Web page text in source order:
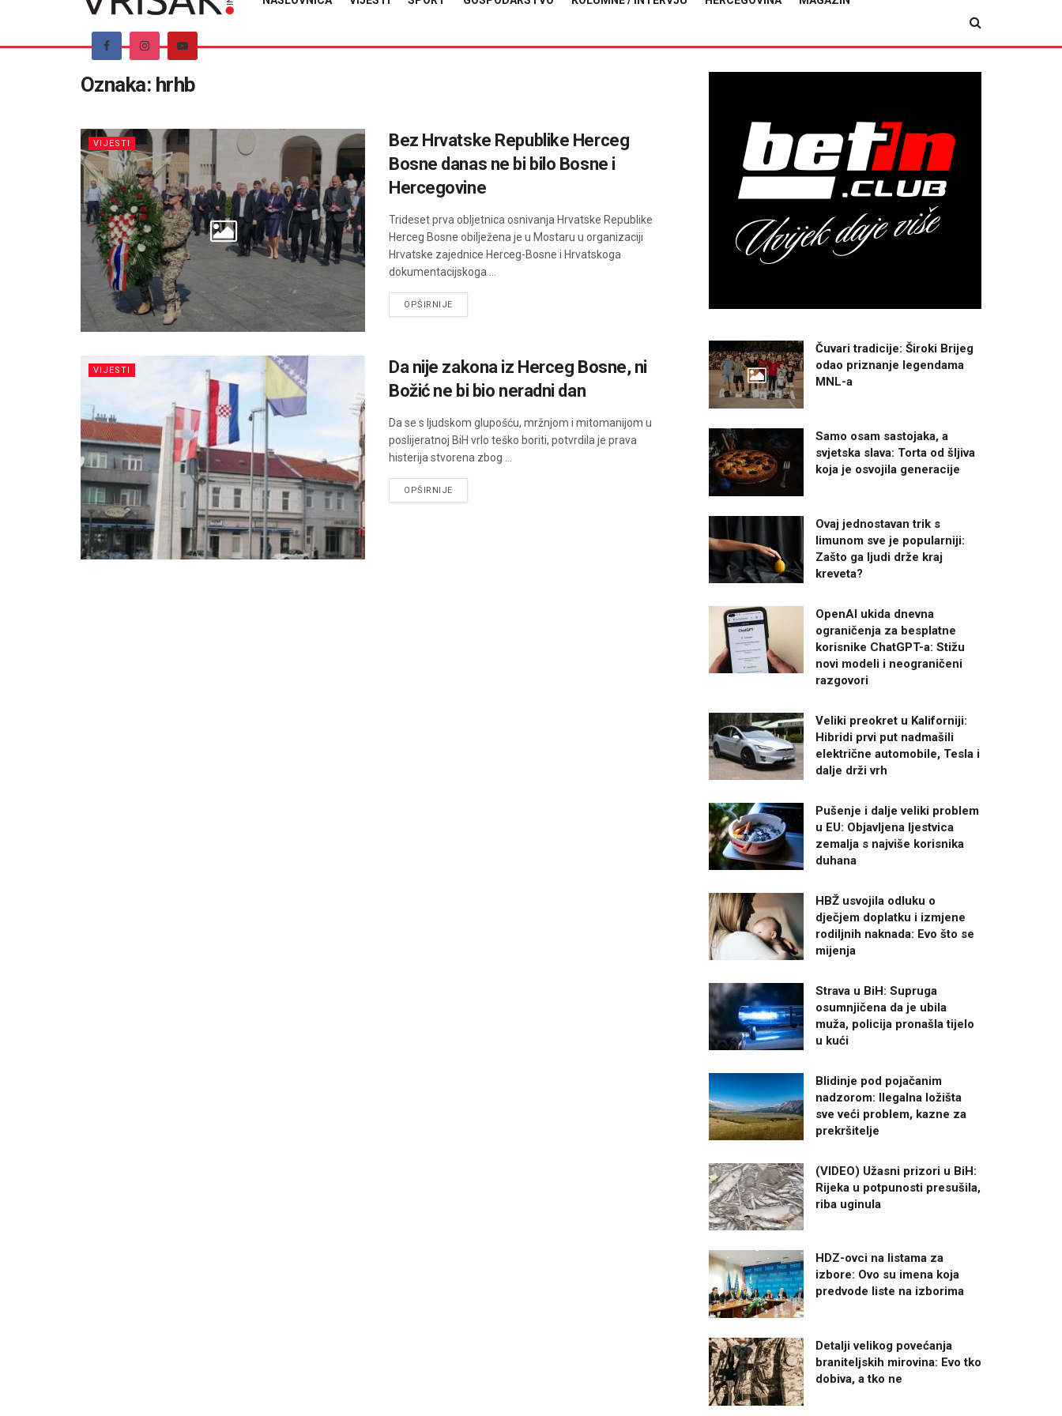
Oznaka: hrhb
VIJESTI
Bez Hrvatske Republike Herceg
Bosne danas ne bi bilo Bosne i
Hercegovine
Trideset prva obljetnica osnivanja Hrvatske Republike
Herceg Bosne obilježena je u Mostaru u organizaciji
Hrvatske zajednice Herceg-Bosne i Hrvatskoga
dokumentacijskoga ...
OPŠIRNIJEDETAILS
VIJESTI
Da nije zakona iz Herceg Bosne, ni
Božić ne bi bio neradni dan
Da se s ljudskom glupošću, mržnjom i mitomanijom u
poslijeratnoj BiH vrlo teško boriti, potvrdila je prava
histerija stvorena zbog ...
OPŠIRNIJEDETAILS
Čuvari tradicije: Široki Brijeg
odao priznanje legendama
MNL-a
Samo osam sastojaka, a
svjetska slava: Torta od šljiva
koja je osvojila generacije
Ovaj jednostavan trik s
limunom sve je popularniji:
Zašto ga ljudi drže kraj
kreveta?
OpenAI ukida dnevna
ograničenja za besplatne
korisnike ChatGPT-a: Stižu
novi modeli i neograničeni
razgovori
Veliki preokret u Kaliforniji:
Hibridi prvi put nadmašili
električne automobile, Tesla i
dalje drži vrh
Pušenje i dalje veliki problem
u EU: Objavljena ljestvica
zemalja s najviše korisnika
duhana
HBŽ usvojila odluku o
dječjem doplatku i izmjene
rodiljnih naknada: Evo što se
mijenja
Strava u BiH: Supruga
osumnjičena da je ubila
muža, policija pronašla tijelo
u kući
Blidinje pod pojačanim
nadzorom: Ilegalna ložišta
sve veći problem, kazne za
prekršitelje
(VIDEO) Užasni prizori u BiH:
Rijeka u potpunosti presušila,
riba uginula
HDZ-ovci na listama za
izbore: Ovo su imena koja
predvode liste na izborima
Detalji velikog povećanja
braniteljskih mirovina: Evo tko
dobiva, a tko ne